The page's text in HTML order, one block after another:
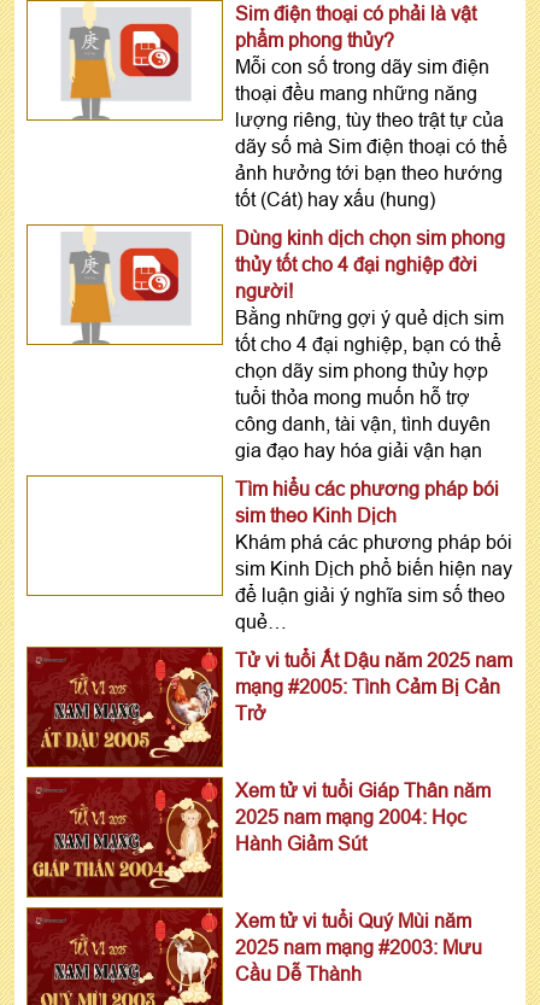
Sim điện thoại có phải là vật
phẩm phong thủy?
Mỗi con số trong dãy sim điện
thoại đều mang những năng
lượng riêng, tùy theo trật tự của
dãy số mà Sim điện thoại có thể
ảnh hưởng tới bạn theo hướng
tốt (Cát) hay xấu (hung)
Dùng kinh dịch chọn sim phong
thủy tốt cho 4 đại nghiệp đời
người!
Bằng những gợi ý quẻ dịch sim
tốt cho 4 đại nghiệp, bạn có thể
chọn dãy sim phong thủy hợp
tuổi thỏa mong muốn hỗ trợ
công danh, tài vận, tình duyên
gia đạo hay hóa giải vận hạn
Tìm hiểu các phương pháp bói
sim theo Kinh Dịch
Khám phá các phương pháp bói
sim Kinh Dịch phổ biến hiện nay
để luận giải ý nghĩa sim số theo
quẻ…
Tử vi tuổi Ất Dậu năm 2025 nam
mạng #2005: Tình Cảm Bị Cản
Trở
Xem tử vi tuổi Giáp Thân năm
2025 nam mạng 2004: Học
Hành Giảm Sút
Xem tử vi tuổi Quý Mùi năm
2025 nam mạng #2003: Mưu
Cầu Dễ Thành